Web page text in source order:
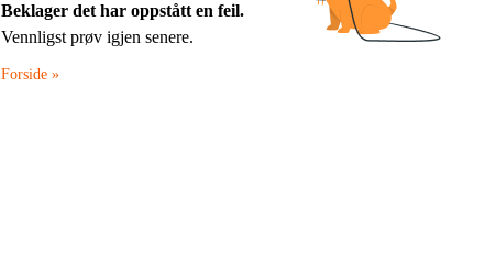
Beklager det har oppstått en feil.
Vennligst prøv igjen senere.
Forside »